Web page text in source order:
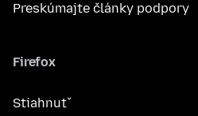
Preskúmajte články podpory
Firefox
Stiahnuť